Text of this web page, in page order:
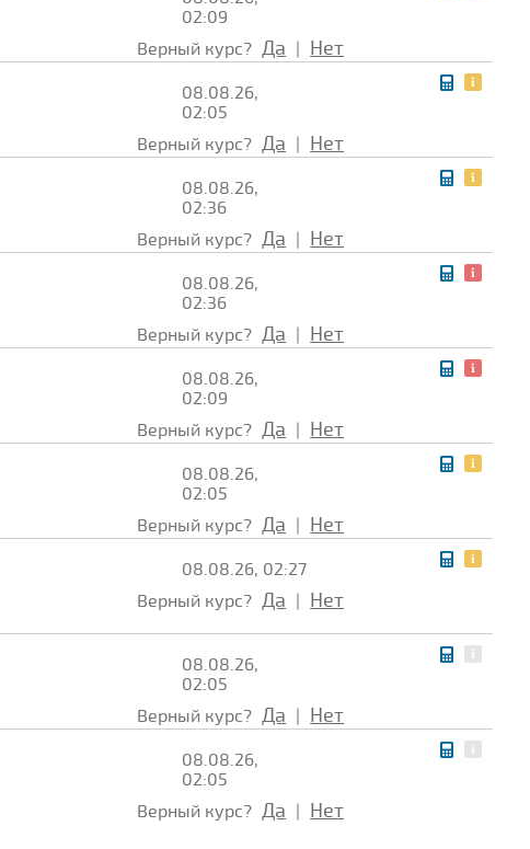
02:09
Верный курс? Да Нет
08.08.26,
02:05
Верный курс? Да Нет
08.08.26,
02:36
Верный курс? Да Нет
08.08.26,
02:36
Верный курс? Да Нет
08.08.26,
02:09
Верный курс? Да Нет
08.08.26,
02:05
Верный курс? Да Нет
08.08.26, 02:27
Верный курс? Да Нет
08.08.26,
02:05
Верный курс? Да Нет
08.08.26,
02:05
Верный курс? Да Нет